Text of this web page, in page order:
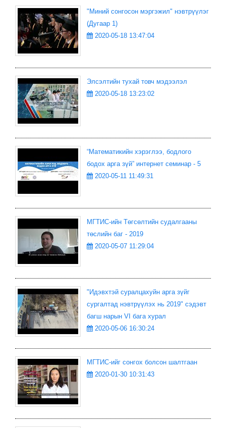
"Миний сонгосон мэргэжил" нэвтрүүлэг
(Дугаар 1)
2020-05-18 13:47:04
Элсэлтийн тухай товч мэдээлэл
2020-05-18 13:23:02
“Математикийн хэрэглээ, бодлого
бодох арга зүй” интернет семинар - 5
2020-05-11 11:49:31
МГТИС-ийн Төгсөлтийн судалгааны
төслийн баг - 2019
2020-05-07 11:29:04
"Идэвхтэй суралцахуйн арга зүйг
сургалтад нэвтрүүлэх нь 2019" сэдэвт
багш нарын VI бага хурал
2020-05-06 16:30:24
МГТИС-ийг сонгох болсон шалтгаан
2020-01-30 10:31:43